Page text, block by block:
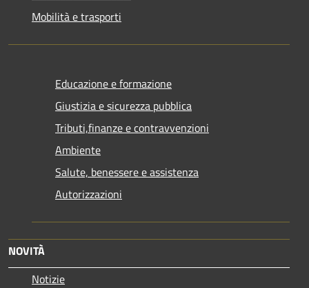
Mobilità e trasporti
Educazione e formazione
Giustizia e sicurezza pubblica
Tributi,finanze e contravvenzioni
Ambiente
Salute, benessere e assistenza
Autorizzazioni
NOVITÀ
Notizie